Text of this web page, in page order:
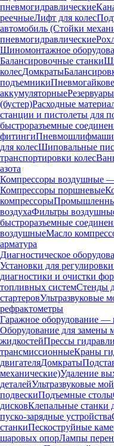
пневмогидравлические
реечныеЛифт для колес
автомобиль (Стойки
пневмогидравлические
Шиномонтажное
Балансировочные станки
колесДомкраты
подъемники
аккумуляторные
(бустер)Расходные
станции и пистолеты для
быстроразъемные
фитинги
для колесШиповальные
транспортировки колес
азота
Компрессоры воздушные
Компрессоры поршневые
компрессоры
воздухаФильтры
быстроразъемные
воздушныеМасло
арматура
Диагностическое
Установки для
диагностики и очистки
топливных системСтенды
стартеровУльтразвуковые
рефрактометры
Гаражное оборудование —
Оборудование для замены
жидкостейПрессы
трансмиссионныеКраны
двигателяДомкраты
механические)Удаление
деталейУльтразвуковые
подвескиПодъемные столы
дисковКлепальные станки
пуско-зарядные устройства
станкиПескоструйные
шаровых опорЛампы